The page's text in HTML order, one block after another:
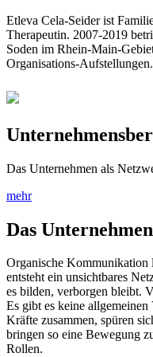
Etleva Cela-Seider ist
Therapeutin. 2007-2019
Soden im Rhein-Main-
Organisations-Aufstellungen.
Das Unternehmen als
mehr
Das
Organische Kommunikation
entsteht ein unsichtbares
es bilden, verborgen bleibt.
Es gibt es keine
Kräfte zusammen, spüren
bringen so eine Bewegung
Rollen.